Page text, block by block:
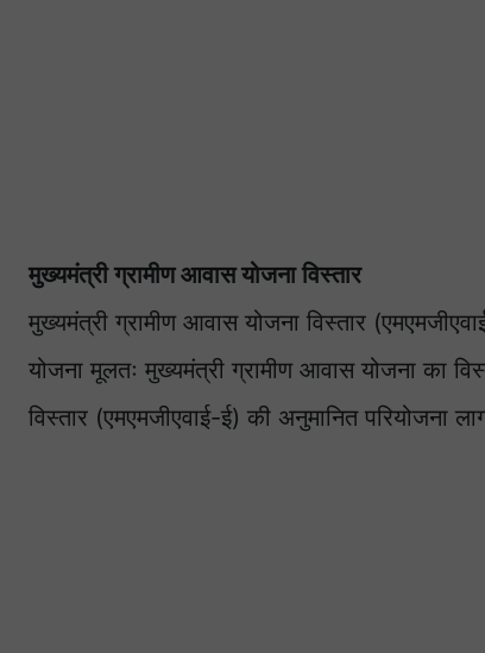
मुख्यमंत्री ग्रामीण आवास योजना विस्तार
मुख्यमंत्री ग्रामीण आवास योजना विस्तार
योजना मूलतः मुख्यमंत्री ग्रामीण आवास योजना का
विस्तार (एमएमजीएवाई-ई) की अनुमानित